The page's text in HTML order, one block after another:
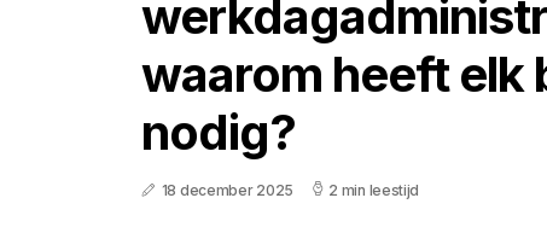
waarom heeft elk
nodig?
18 december 2025 2 min leestijd